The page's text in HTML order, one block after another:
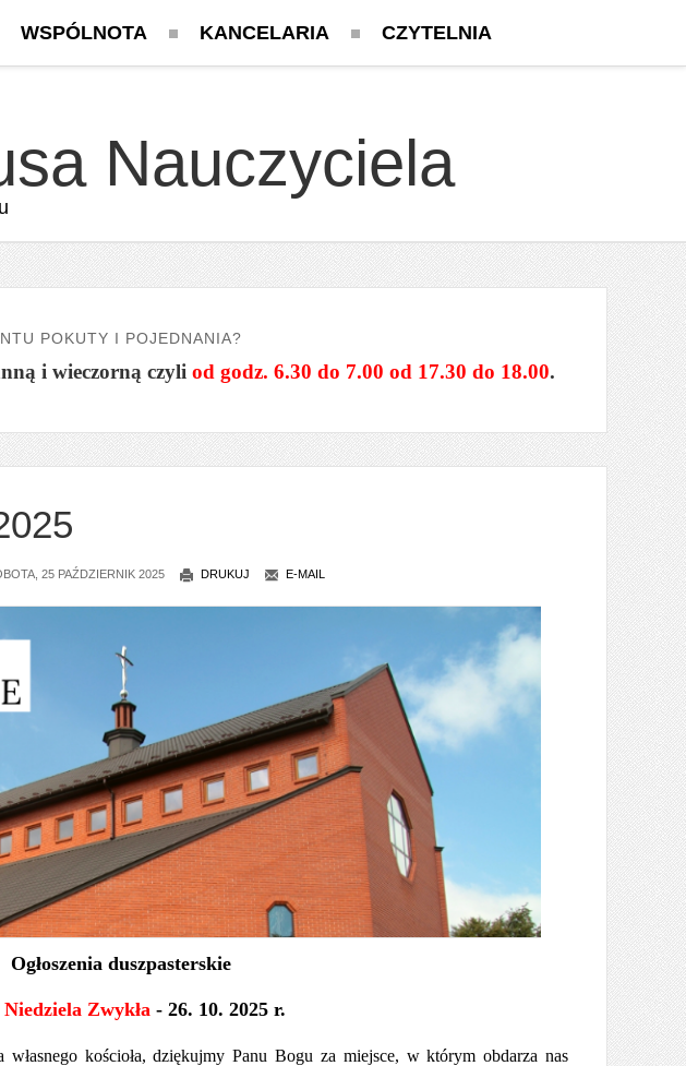
WSPÓLNOTA KANCELARIA CZYTELNIA
Nauczyciela
POKUTY I POJEDNANIA?
i wieczorną czyli od godz. 6.30 do 7.00 od 17.30 do 18.00.
25 PAŹDZIERNIK 2025 DRUKUJ E-MAIL
Ogłoszenia duszpasterskie
Zwykła - 26. 10. 2025 r.
kościoła, dziękujmy Panu Bogu za miejsce, w którym obdarza nas